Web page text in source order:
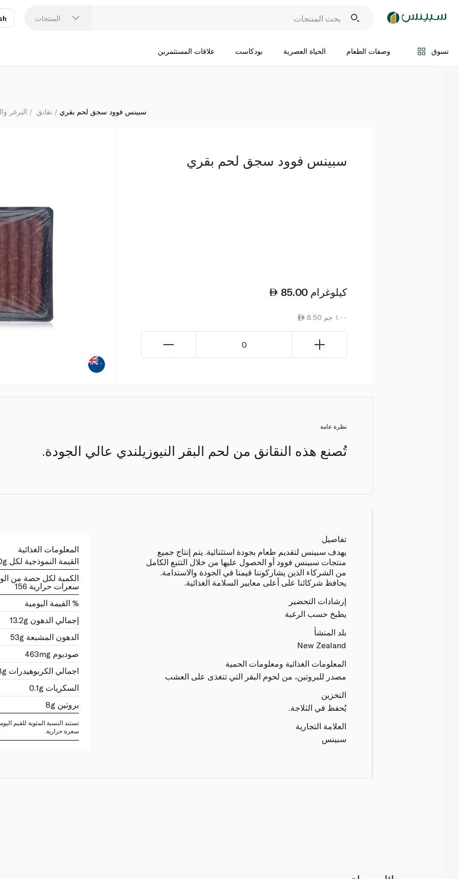
المنتجات
تسوق وصفات الطعام الحياة العصرية بودكاست علاقات المستثمرين
اضف الى السلة
البرغر نقانق سبينس فوود سجق لحم بقري
سبينس فوود سجق لحم بقري
85.00 كيلوغرام
8.50 ١٠٠ جم
0
نظرة عامة
تُصنع هذه النقانق من لحم البقر النيوزيلندي عالي الجودة.
تفاصيل
يهدف سبينس لتقديم طعام بجودة استثنائية. يتم إنتاج جميع
منتجات سبينس فوود أو الحصول عليها من خلال التتبع الكامل
من الشركاء الذين يشاركوننا قيمنا في الجودة والاستدامة.
يحافظ شركائنا على أعلى معايير السلامة الغذائية.
إرشادات التحضير
يطبخ حسب الرغبة
بلد المنشأ
New Zealand
المعلومات الغذائية ومعلومات الحمية
مصدر للبروتين، من لحوم البقر التي تتغذى على العشب
التخزين
يُحفظ في الثلاجة.
العلامة التجارية
سبينس
المعلومات الغذائية
القيمة النموذجية لكل 100g
الكمية لكل حصة من
سعرات حرارية 156
% القيمة اليومية
إجمالي الدهون 13.2g
الدهون المشبعة 53g
صوديوم 463mg
اجمالي الكربوهيدرات 1.8g
السكريات 0.1g
بروتين 8g
سعرة حرارية.